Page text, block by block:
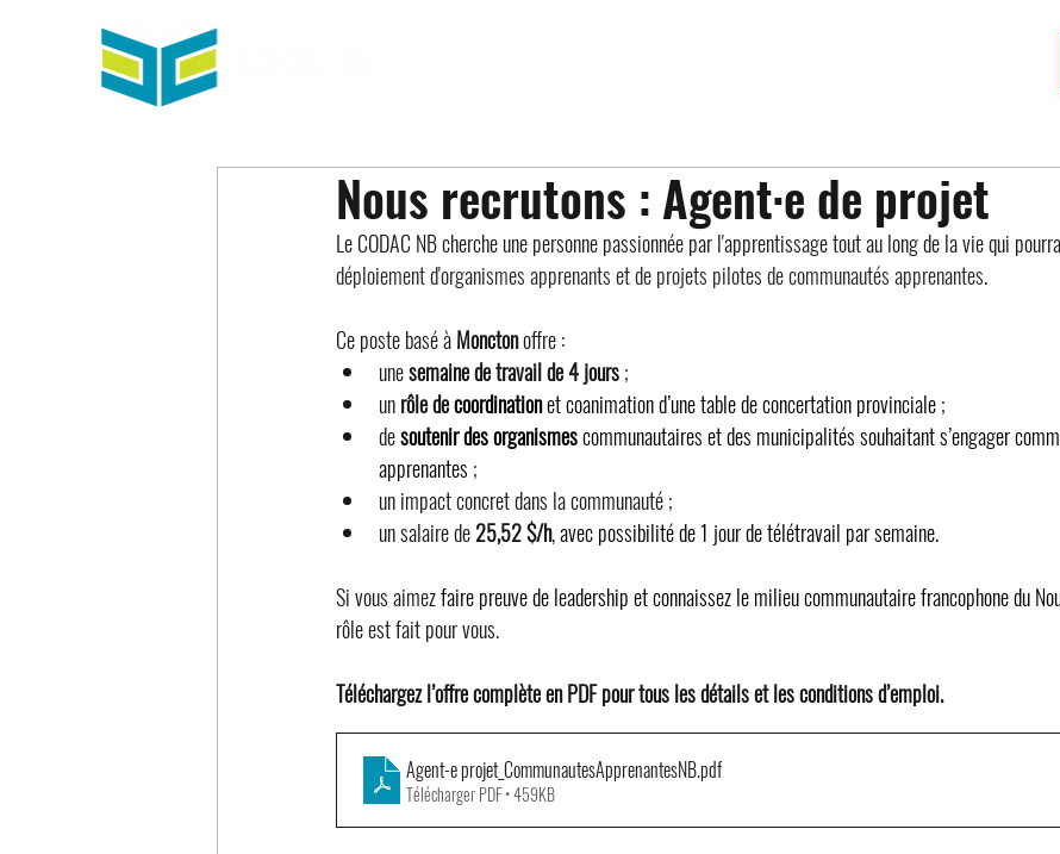
Nous recrutons : Agent·e de projet
Le CODAC NB cherche une personne passionnée par l'apprentissage tout au long de la vie qui pourra
déploiement d'organismes apprenants et de projets pilotes de communautés apprenantes.
Ce poste basé à Moncton offre :
une semaine de travail de 4 jours ;
un rôle de coordination et coanimation d’une table de concertation provinciale ;
de soutenir des organismes communautaires et des municipalités souhaitant s’engager
apprenantes ;
un impact concret dans la communauté ;
un salaire de 25,52 $/h,avec possibilité de 1 jour de télétravail par semaine.
Si vous aimez faire preuve de leadership et connaissez le milieu communautaire francophone du
rôle est fait pour vous.
Téléchargez l’offre complète en PDF pour tous les détails et les conditions d’emploi.
Agent-e projet_CommunautesApprenantesNB.pdf
Télécharger PDF • 459KB